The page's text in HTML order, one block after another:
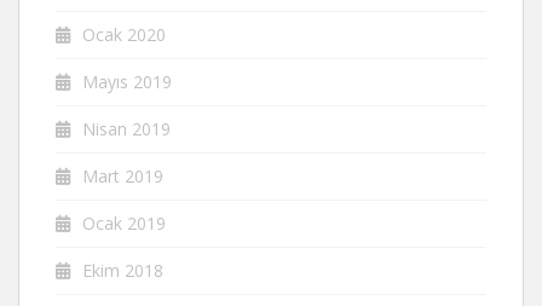
Ocak 2020
Mayıs 2019
Nisan 2019
Mart 2019
Ocak 2019
Ekim 2018